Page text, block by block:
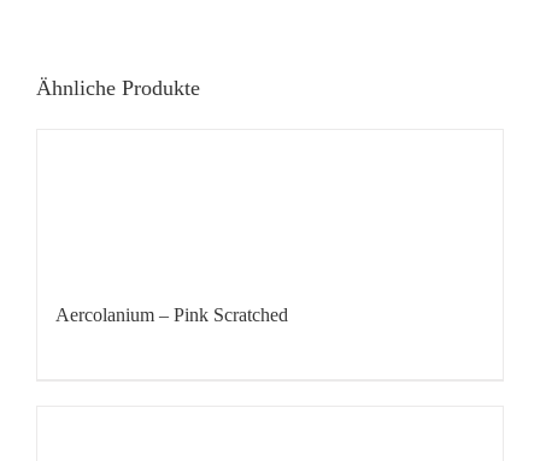
Ähnliche Produkte
Aercolanium – Pink Scratched